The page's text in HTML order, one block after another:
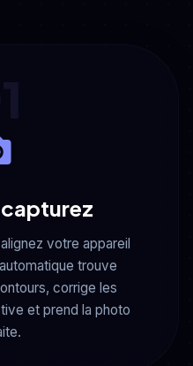
capturez
votre appareil
trouve
corrige les
et prend la photo